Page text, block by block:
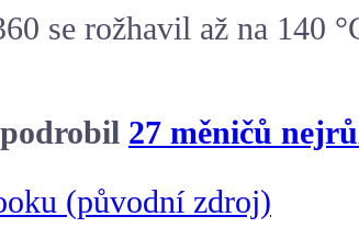
se rožhavil až na 140
27 měničů
(původní zdroj)